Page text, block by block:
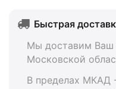
Быстрая
Мы доставим Ваш
Московской
В пределах МКАД